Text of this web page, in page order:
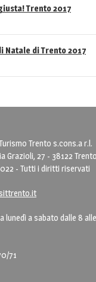
Trento 2017
Natale di Trento 2017
Trento s.cons.a r.l.
Grazioli, 27 - 38122 Trento
- Tutti i diritti riservati
lunedì a sabato dalle 8
71